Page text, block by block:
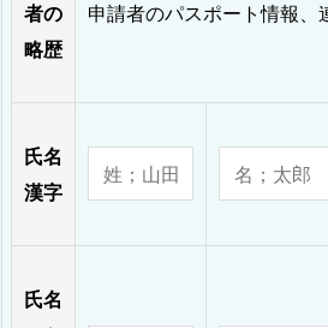
者の
略歴
申請者のパスポート情報、
氏名
漢字
氏名